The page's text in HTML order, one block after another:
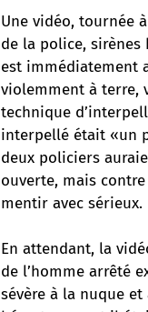
Une vidéo, tournée
de la police, sirènes
est immédiatement
violemment à terre,
technique
interpellé était «un
deux policiers
ouverte, mais
mentir avec sérieux.
En attendant, la
de l’homme arrêté
sévère à la nuque